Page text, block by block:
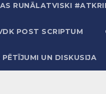
RUNĀLATVISKI
POST SCRIPTUM
UN DISKUSIJA